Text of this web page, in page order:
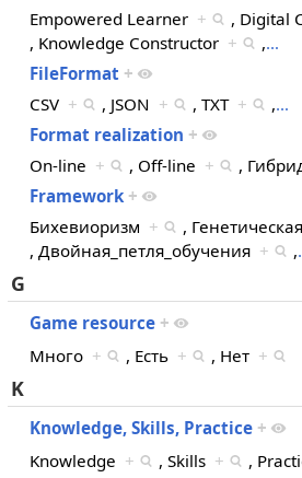
Empowered Learner + , Digital
, Knowledge Constructor + ,…
FileFormat +
CSV + , JSON + , TXT + ,…
Format realization +
On-line + , Off-line + ,
Framework +
Бихевиоризм + ,
, Двойная_петля_обучения + ,
G
Game resource +
Много + , Есть + , Нет +
K
Knowledge, Skills, Practice +
Knowledge + , Skills + ,